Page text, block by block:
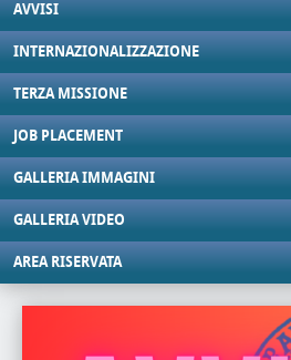
AVVISI
INTERNAZIONALIZZAZIONE
TERZA MISSIONE
JOB PLACEMENT
GALLERIA IMMAGINI
GALLERIA VIDEO
AREA RISERVATA